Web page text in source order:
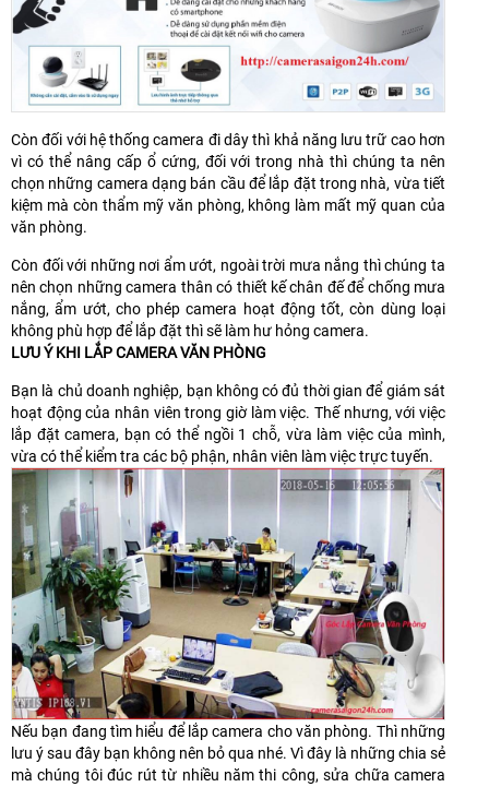
Còn đối với hệ thống camera đi dây thì khả năng lưu trữ cao hơn
vì có thể nâng cấp ổ cứng, đối với trong nhà thì chúng ta nên
chọn những camera dạng bán cầu để lắp đặt trong nhà, vừa tiết
kiệm mà còn thẩm mỹ văn phòng, không làm mất mỹ quan của
văn phòng.
Còn đối với những nơi ẩm ướt, ngoài trời mưa nắng thì chúng ta
nên chọn những camera thân có thiết kế chân đế để chống mưa
nắng, ẩm ướt, cho phép camera hoạt động tốt, còn dùng loại
không phù hợp để lắp đặt thì sẽ làm hư hỏng camera.
LƯU Ý KHI LẮP CAMERA VĂN PHÒNG
Bạn là chủ doanh nghiệp, bạn không có đủ thời gian để giám sát
hoạt động của nhân viên trong giờ làm việc. Thế nhưng, với việc
lắp đặt camera, bạn có thể ngồi 1 chỗ, vừa làm việc của mình,
vừa có thể kiểm tra các bộ phận, nhân viên làm việc trực tuyến.
Nếu bạn đang tìm hiểu để lắp camera cho văn phòng. Thì những
lưu ý sau đây bạn không nên bỏ qua nhé. Vì đây là những chia sẻ
mà chúng tôi đúc rút từ nhiều năm thi công, sửa chữa camera